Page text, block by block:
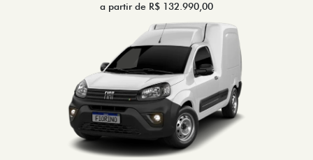
a partir de R$ 132.990,00